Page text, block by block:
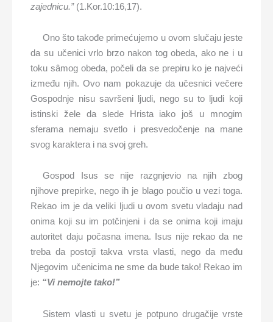
zajednicu.” (1.Kor.10:16,17).
Ono što takođe primećujemo u ovom slučaju jeste
da su učenici vrlo brzo nakon tog obeda, ako ne i u
toku sâmog obeda, počeli da se prepiru ko je najveći
između njih. Ovo nam pokazuje da učesnici večere
Gospodnje nisu savršeni ljudi, nego su to ljudi koji
istinski žele da slede Hrista iako još u mnogim
sferama nemaju svetlo i presvedočenje na mane
svog karaktera i na svoj greh.
Gospod Isus se nije razgnjevio na njih zbog
njihove prepirke, nego ih je blago poučio u vezi toga.
Rekao im je da veliki ljudi u ovom svetu vladaju nad
onima koji su im potčinjeni i da se onima koji imaju
autoritet daju počasna imena. Isus nije rekao da ne
treba da postoji takva vrsta vlasti, nego da među
Njegovim učenicima ne sme da bude tako! Rekao im
je: “Vi nemojte tako!”
Sistem vlasti u svetu je potpuno drugačije vrste